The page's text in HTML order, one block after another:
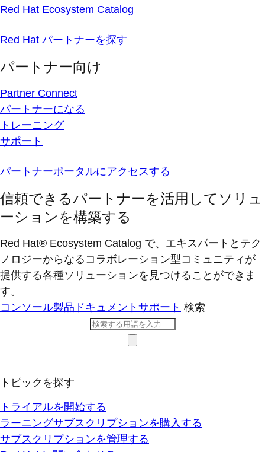
Red Hat Ecosystem Catalog
Red Hat パートナーを探す
パートナー向け
Partner Connect
パートナーになる
トレーニング
サポート
パートナーポータルにアクセスする
信頼できるパートナーを活用してソリュ
ーションを構築する
Red Hat® Ecosystem Catalog で、エキスパートとテク
ノロジーからなるコラボレーション型コミ​ュニティが
提供する各種ソリューションを見つけることができま
す。
コンソール製品ドキュメント サポート 検索
トピックを探す
トライアルを開始する
ラーニングサブスクリプションを購入する
サブスクリプションを管理する